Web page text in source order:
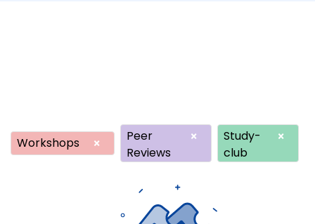
Workshops ×
Peer
Reviews
×
Study-
club
×